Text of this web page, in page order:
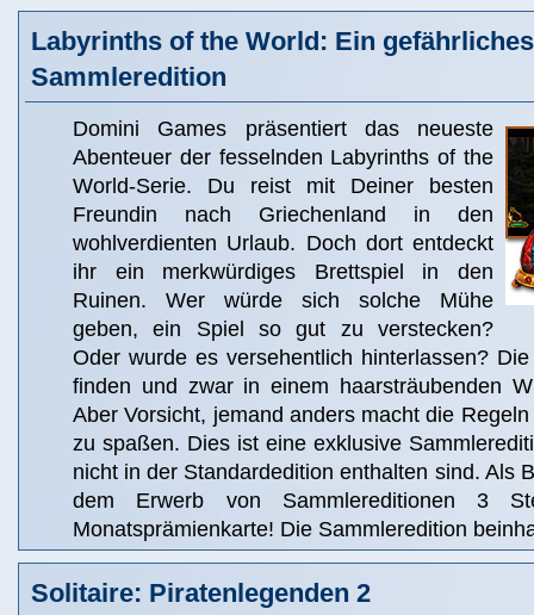
Labyrinths of the World: Ein
Sammleredition
Domini Games präsentiert das neueste
Abenteuer der fesselnden Labyrinths of the
World-Serie. Du reist mit Deiner besten
Freundin nach Griechenland in den
wohlverdienten Urlaub. Doch dort entdeckt
ihr ein merkwürdiges Brettspiel in den
Ruinen. Wer würde sich solche Mühe
geben, ein Spiel so gut zu verstecken?
Oder wurde es versehentlich hinterlassen?
finden und zwar in einem haarsträubenden
Aber Vorsicht, jemand anders macht die
zu spaßen. Dies ist eine exklusive
nicht in der Standardedition enthalten sind. Als
dem Erwerb von Sammlereditionen 3
Monatsprämienkarte! Die Sammleredition
Solitaire: Piratenlegenden 2